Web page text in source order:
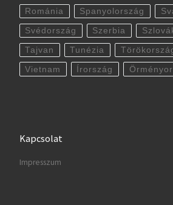
Románia Spanyolország
Svédország Szerbia
Tajvan Tunézia
Vietnam Írország
Kapcsolat
Impresszum